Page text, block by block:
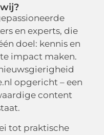
en experts, die
doel: kennis en
impact maken.
opgericht – een
content
tot praktische